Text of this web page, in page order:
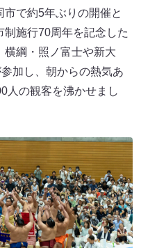
で約5年ぶりの開催と
施行70周年を記念した
横綱・照ノ富士や新大
加し、朝からの熱気あ
人の観客を沸かせまし